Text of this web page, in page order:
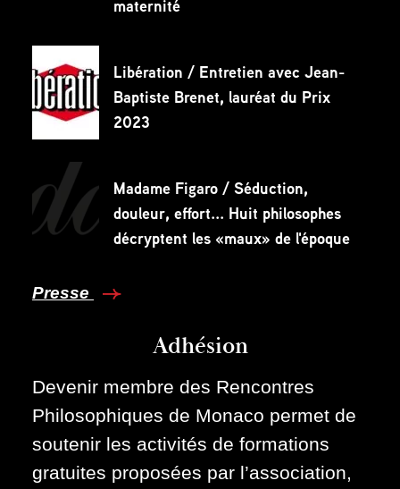
maternité
Libération / Entretien avec Jean-
Baptiste Brenet, lauréat du Prix
2023
Madame Figaro / Séduction,
douleur, effort... Huit philosophes
décryptent les «maux» de l'époque
Presse
Adhésion
Devenir membre des Rencontres
Philosophiques de Monaco permet de
soutenir les activités de formations
gratuites proposées par l’association,